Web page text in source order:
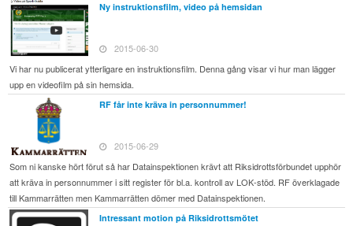
Ny instruktionsfilm, video på hemsidan
2015-06-30
Vi har nu publicerat ytterligare en instruktionsfilm. Denna gång visar vi hur man lägger
upp en videofilm på sin hemsida.
RF får inte kräva in personnummer!
2015-06-29
Som ni kanske hört förut så har Datainspektionen krävt att Riksidrottsförbundet upphör
att kräva in personnummer i sitt register för bl.a. kontroll av LOK-stöd. RF överklagade
till Kammarrätten men Kammarrätten dömer med Datainspektionen.
Intressant motion på Riksidrottsmötet